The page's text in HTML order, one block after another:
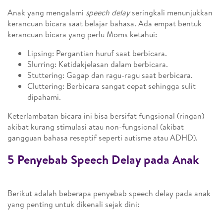
Anak yang mengalami speech delayseringkali menunjukkan
kerancuan bicara saat belajar bahasa. Ada empat bentuk
kerancuan bicara yang perlu Moms ketahui:
Lipsing: Pergantian huruf saat berbicara.
Slurring: Ketidakjelasan dalam berbicara.
Stuttering: Gagap dan ragu-ragu saat berbicara.
Cluttering: Berbicara sangat cepat sehingga sulit
dipahami.
Keterlambatan bicara ini bisa bersifat fungsional (ringan)
akibat kurang stimulasi atau non-fungsional (akibat
gangguan bahasa reseptif seperti autisme atau ADHD).
5 Penyebab Speech Delay pada Anak
Berikut adalah beberapa penyebab speech delay pada anak
yang penting untuk dikenali sejak dini: